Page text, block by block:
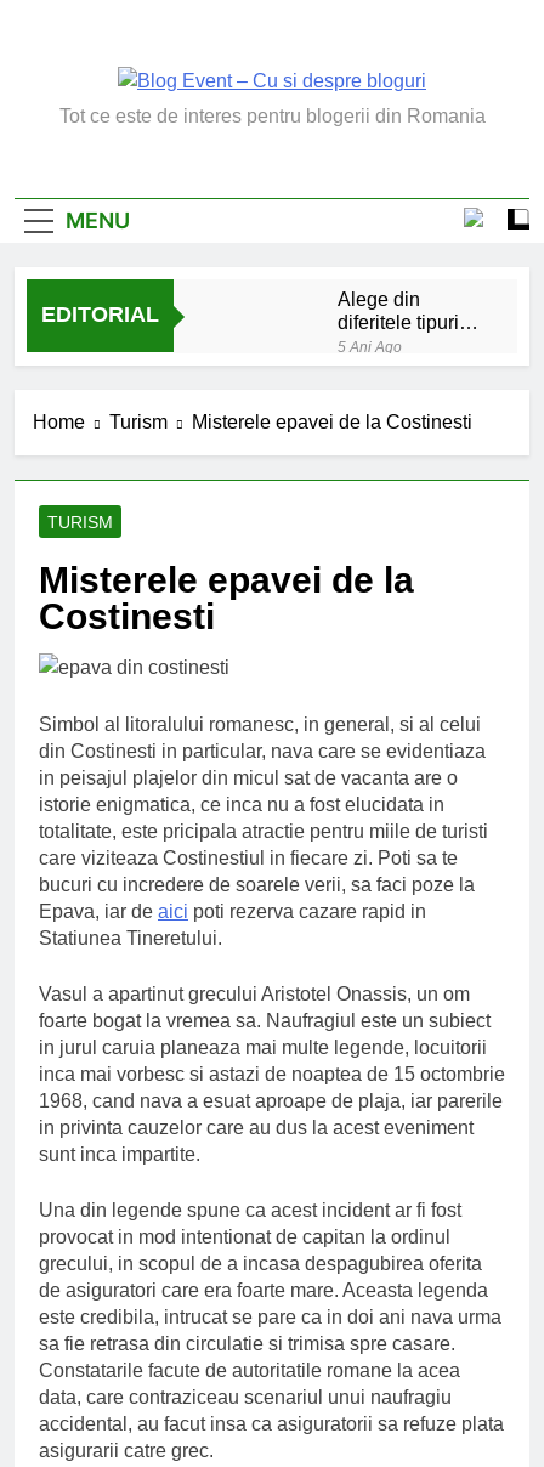
Blog Event – Cu Si
Tot ce este de interes pentru blogerii din Romania
MENU
EDITORIAL
Alege din
diferitele tipuri
de bratara de
argint
5 Ani Ago
5 Ani Ago
campanie ale lui
Donald Trump
Este posibil sa ne
iertam?
6 Ani Ago
Home Turism Misterele epavei de la Costinesti
TURISM
Misterele epavei de la
Costinesti
Simbol al litoralului romanesc, in general, si al celui
din Costinesti in particular, nava care se evidentiaza
in peisajul plajelor din micul sat de vacanta are o
istorie enigmatica, ce inca nu a fost elucidata in
totalitate, este pricipala atractie pentru miile de turisti
care viziteaza Costinestiul in fiecare zi. Poti sa te
bucuri cu incredere de soarele verii, sa faci poze la
Epava, iar de aici poti rezerva cazare rapid in
Statiunea Tineretului.
Vasul a apartinut grecului Aristotel Onassis, un om
foarte bogat la vremea sa. Naufragiul este un subiect
in jurul caruia planeaza mai multe legende, locuitorii
inca mai vorbesc si astazi de noaptea de 15 octombrie
1968, cand nava a esuat aproape de plaja, iar parerile
in privinta cauzelor care au dus la acest eveniment
sunt inca impartite.
Una din legende spune ca acest incident ar fi fost
provocat in mod intentionat de capitan la ordinul
grecului, in scopul de a incasa despagubirea oferita
de asiguratori care era foarte mare. Aceasta legenda
este credibila, intrucat se pare ca in doi ani nava urma
sa fie retrasa din circulatie si trimisa spre casare.
Constatarile facute de autoritatile romane la acea
data, care contraziceau scenariul unui naufragiu
accidental, au facut insa ca asiguratorii sa refuze plata
asigurarii catre grec.